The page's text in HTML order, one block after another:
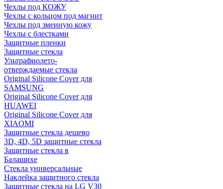
Чехлы под КОЖУ
Чехлы с кольцом под магнит
Чехлы под змеиную кожу
Чехлы с блестками
Защитные пленки
Защитные стекла
Ультрафиолето-
отверждаемые стекла
Original Silicone Cover для
SAMSUNG
Original Silicone Cover для
HUAWEI
Original Silicone Cover для
XIAOMI
Защитные стекла дешево
3D, 4D, 5D защитные стекла
Защитные стекла в
Балашихе
Стекла универсальные
Наклейка защитного стекла
Защитные стекла на LG V30